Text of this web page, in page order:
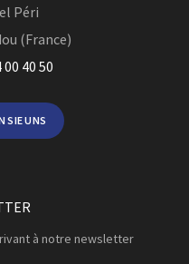
Péri
(France)
40 50
SIE UNS
à notre newsletter